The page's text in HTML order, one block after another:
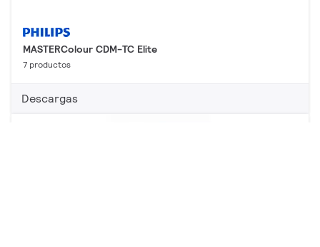
MASTERColour CDM-TC Elite
7 productos
Descargas